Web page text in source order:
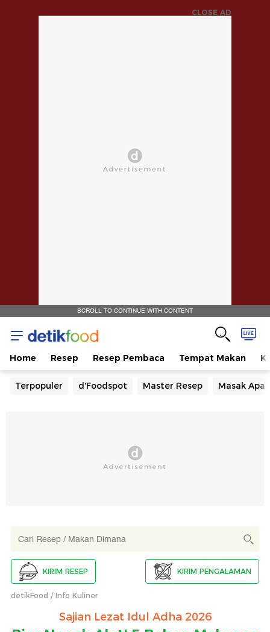
CLOSE AD
SCROLL TO CONTINUE WITH CONTENT
Home Resep Resep Pembaca Tempat Makan
Terpopuler d'Foodspot Master Resep Masak Apa
KIRIM RESEP KIRIM PENGALAMAN
detikFood Info Kuliner
Sajian Lezat Idul Adha 2026